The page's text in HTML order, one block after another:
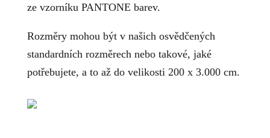
ze vzorníku PANTONE barev.
Rozměry mohou být v našich osvědčených
standardních rozměrech nebo takové, jaké
potřebujete, a to až do velikosti 200 x 3.000 cm.